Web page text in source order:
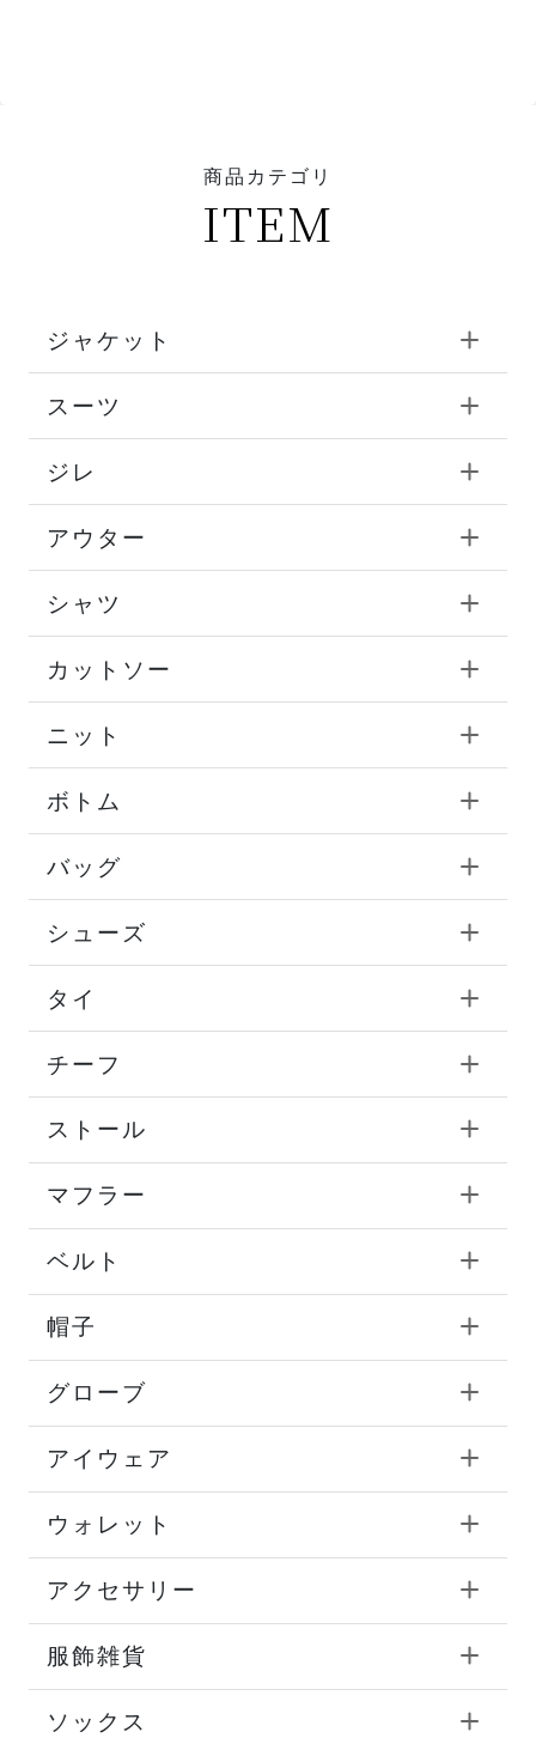
商品カテゴリ
ITEM
ジャケット
スーツ
ジレ
アウター
シャツ
カットソー
ニット
ボトム
バッグ
シューズ
タイ
チーフ
ストール
マフラー
ベルト
帽子
グローブ
アイウェア
ウォレット
アクセサリー
服飾雑貨
ソックス